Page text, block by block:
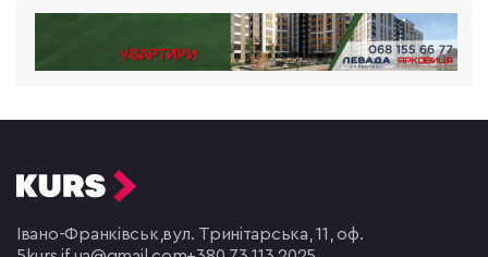
Івано-Франківськ,вул. Тринітарська, 11, оф.